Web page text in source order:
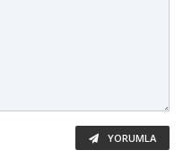
YORUMLA